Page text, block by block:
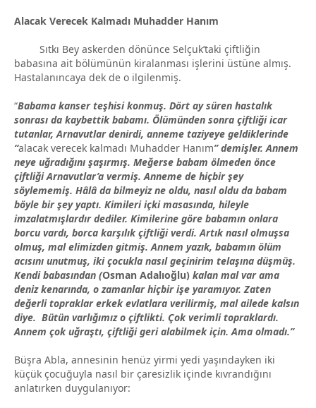
Alacak Verecek Kalmadı Muhadder Hanım
Sıtkı Bey askerden dönünce Selçuk’taki çiftliğin
babasına ait bölümünün kiralanması işlerini üstüne almış.
Hastalanıncaya dek de o ilgilenmiş.
“Babama kanser teşhisi konmuş. Dört ay süren hastalık
sonrası da kaybettik babamı. Ölümünden sonra çiftliği icar
tutanlar, Arnavutlar denirdi, anneme taziyeye geldiklerinde
“alacak verecek kalmadı Muhadder Hanım” demişler. Annem
neye uğradığını şaşırmış. Meğerse babam ölmeden önce
çiftliği Arnavutlar’a vermiş. Anneme de hiçbir şey
söylememiş. Hâlâ da bilmeyiz ne oldu, nasıl oldu da babam
böyle bir şey yaptı. Kimileri içki masasında, hileyle
imzalatmışlardır dediler. Kimilerine göre babamın onlara
borcu vardı, borca karşılık çiftliği verdi. Artık nasıl olmuşsa
olmuş, mal elimizden gitmiş. Annem yazık, babamın ölüm
acısını unutmuş, iki çocukla nasıl geçinirim telaşına düşmüş.
Kendi babasından (Osman Adalıoğlu) kalan mal var ama
deniz kenarında, o zamanlar hiçbir işe yaramıyor. Zaten
değerli topraklar erkek evlatlara verilirmiş, mal ailede kalsın
diye. Bütün varlığımız o çiftlikti. Çok verimli topraklardı.
Annem çok uğraştı, çiftliği geri alabilmek için. Ama olmadı.”
Büşra Abla, annesinin henüz yirmi yedi yaşındayken iki
küçük çocuğuyla nasıl bir çaresizlik içinde kıvrandığını
anlatırken duygulanıyor: